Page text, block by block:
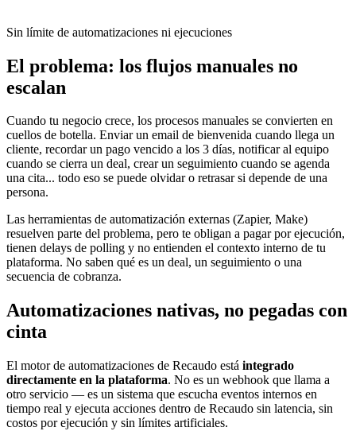
Sin límite de automatizaciones ni ejecuciones
El problema: los flujos manuales no
escalan
Cuando tu negocio crece, los procesos manuales se convierten en
cuellos de botella. Enviar un email de bienvenida cuando llega un
cliente, recordar un pago vencido a los 3 días, notificar al equipo
cuando se cierra un deal, crear un seguimiento cuando se agenda
una cita... todo eso se puede olvidar o retrasar si depende de una
persona.
Las herramientas de automatización externas (Zapier, Make)
resuelven parte del problema, pero te obligan a pagar por ejecución,
tienen delays de polling y no entienden el contexto interno de tu
plataforma. No saben qué es un deal, un seguimiento o una
secuencia de cobranza.
Automatizaciones nativas, no pegadas con
cinta
El motor de automatizaciones de Recaudo está integrado
directamente en la plataforma. No es un webhook que llama a
otro servicio — es un sistema que escucha eventos internos en
tiempo real y ejecuta acciones dentro de Recaudo sin latencia, sin
costos por ejecución y sin límites artificiales.